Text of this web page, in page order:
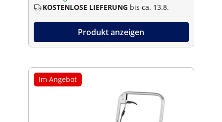
KOSTENLOSE LIEFERUNG bis ca. 13.8.
Produkt anzeigen
Im Angebot